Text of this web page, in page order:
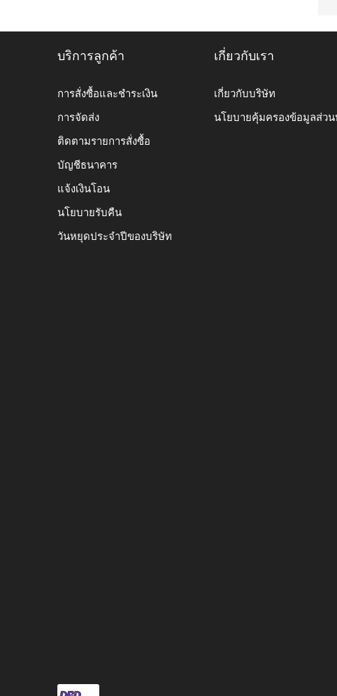
บริการลูกค้า
การสั่งซื้อและชำระเงิน
การจัดส่ง
ติดตามรายการสั่งซื้อ
บัญชีธนาคาร
แจ้งเงินโอน
นโยบายรับคืน
วันหยุดประจำปีของบริษัท
เกี่ยวกับเรา
เกี่ยวกับบริษัท
นโยบายคุ้มครองข้อมูลส่ว